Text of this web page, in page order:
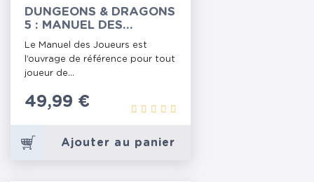
DUNGEONS & DRAGONS
5 : MANUEL DES
JOUEURS 2024
Le Manuel des Joueurs est
l’ouvrage de référence pour tout
joueur de...
Prix
49,99 €
Ajouter au panier